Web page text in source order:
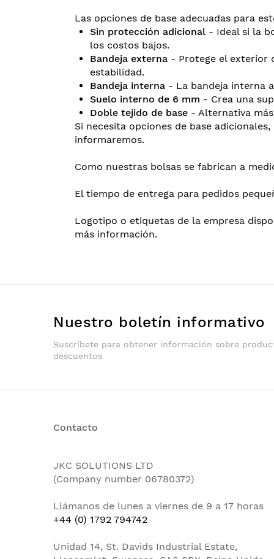
Las opciones de base adecuadas para
Sin protección adicional - Ideal si la
los costos bajos.
Bandeja externa - Protege el exterior
estabilidad.
Bandeja interna - La bandeja interna
Suelo interno de 6 mm - Crea una
Doble tejido de base - Alternativa
Si necesita opciones de base
informaremos.
Como nuestras bolsas se fabrican a
El tiempo de entrega para pedidos
Logotipo o etiquetas de la empresa
más información.
Nuestro boletín informativo
Suscríbete para obtener información sobre
descuentos
Contacto
JKC SOLUTIONS LTD
(Company number 06780372)
Llámanos de lunes a viernes de 9 a 17 horas
+44 (0) 1792 794742
Unidad 14, St. Davids Industrial Estate,